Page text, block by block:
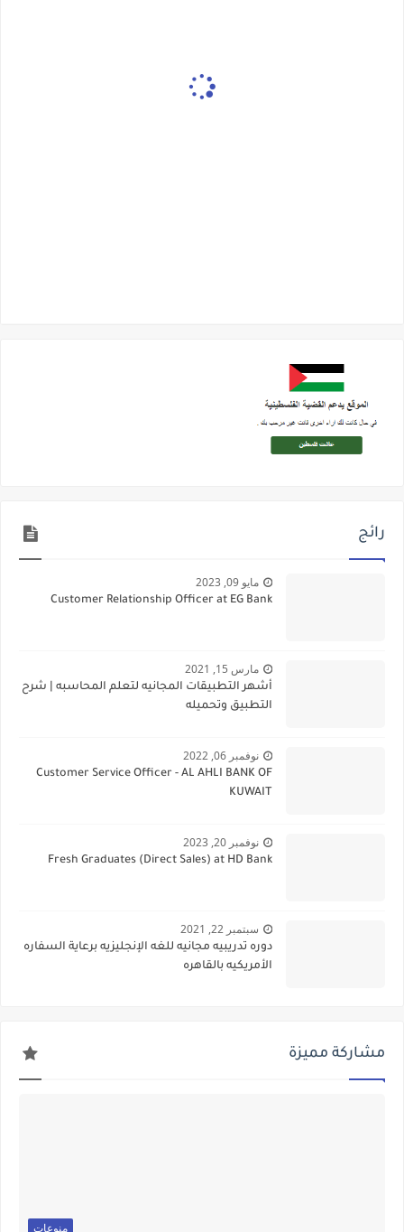
رائج
مايو 09, 2023
Customer Relationship Officer at EG Bank
مارس 15, 2021
أشهر التطبيقات المجانيه لتعلم المحاسبه | شرح
التطبيق وتحميله
نوفمبر 06, 2022
Customer Service Officer - AL AHLI BANK OF
KUWAIT
نوفمبر 20, 2023
Fresh Graduates (Direct Sales) at HD Bank
سبتمبر 22, 2021
دوره تدريبيه مجانيه للغه الإنجليزيه برعاية السفاره
الأمريكيه بالقاهره
مشاركة مميزة
منوعات